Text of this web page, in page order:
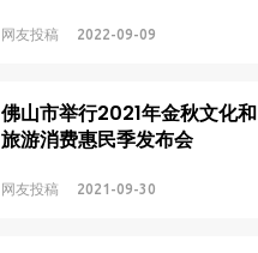
网友投稿 2022-09-09
佛山市举行2021年金秋文化和
旅游消费惠民季发布会
网友投稿 2021-09-30